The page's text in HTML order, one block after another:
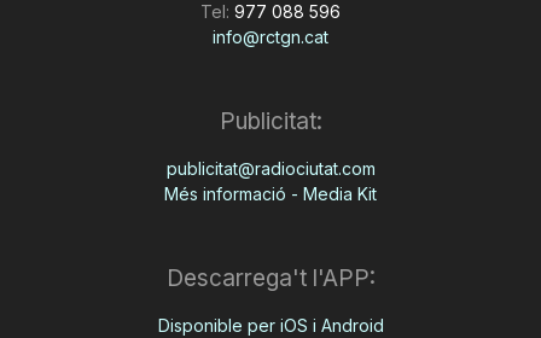
Tel: 977 088 596
info@rctgn.cat
Publicitat:
publicitat@radiociutat.com
Més informació - Media Kit
Descarrega't l'APP:
Disponible per iOS i Android